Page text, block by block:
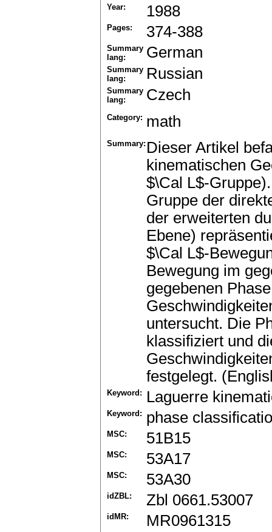
Year: 1988
Pages: 374-388
Summary
lang:
German
Summary
lang:
Russian
Summary
lang:
Czech
Category: math
Summary: Dieser Artikel
kinematischen
$\Cal L$-
Gruppe der
der erweiterten
Ebene)
$\Cal L$-
Bewegung im
gegebenen
untersucht. Die
klassifiziert und
festgelegt.
Keyword: Laguerre
Keyword: phase
MSC: 51B15
MSC: 53A17
MSC: 53A30
idZBL: Zbl 0661.53007
idMR: MR0961315